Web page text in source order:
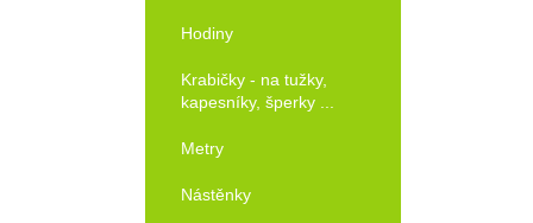
Hodiny
Krabičky - na tužky,
kapesníky, šperky ...
Metry
Nástěnky